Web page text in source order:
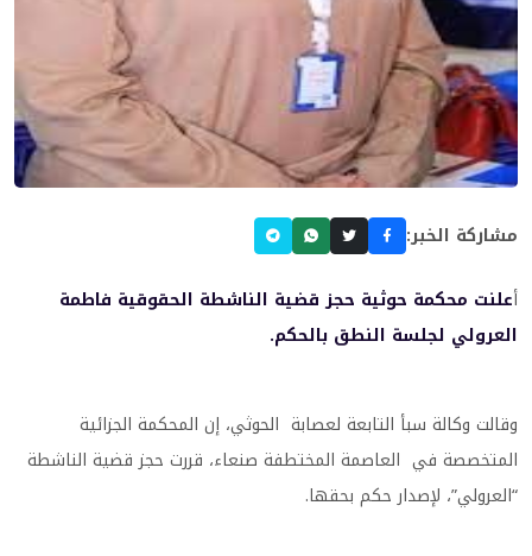
مشاركة الخبر:
أعلنت محكمة حوثية حجز قضية الناشطة الحقوقية فاطمة
العرولي لجلسة النطق بالحكم.
وقالت وكالة سبأ التابعة لعصابة الحوثي، إن المحكمة الجزائية
المتخصصة في العاصمة المختطفة صنعاء، قررت حجز قضية الناشطة
“العرولي”، لإصدار حكم بحقها.